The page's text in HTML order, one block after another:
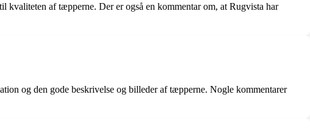
kvaliteten af tæpperne. Der er også en kommentar om, at Rugvista har
og den gode beskrivelse og billeder af tæpperne. Nogle kommentarer